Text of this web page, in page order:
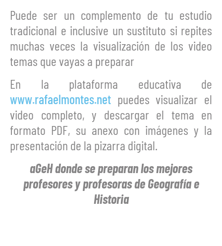
Puede ser un complemento de tu estudio
tradicional e inclusive un sustituto si repites
muchas veces la visualización de los video
temas que vayas a preparar
En la plataforma educativa de
www.rafaelmontes.net puedes visualizar el
video completo, y descargar el tema en
formato PDF, su anexo con imágenes y la
presentación de la pizarra digital.
aGeH donde se preparan los mejores
profesores y profesoras de Geografía e
Historia